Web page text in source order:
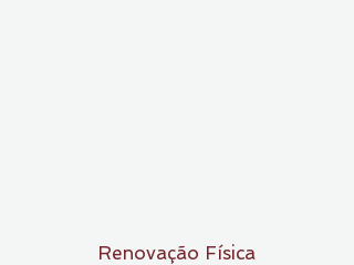
Renovação Física